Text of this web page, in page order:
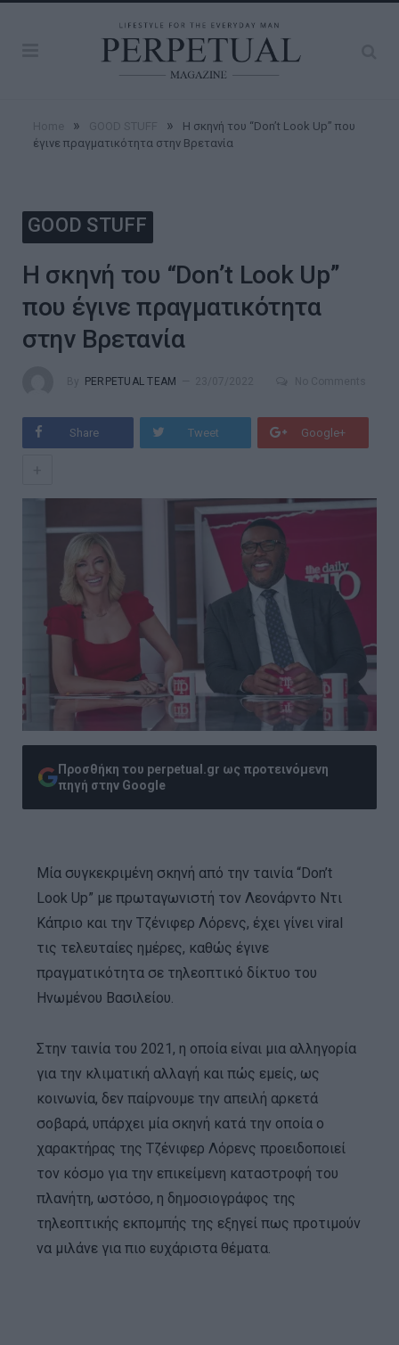
» »
Η σκηνή του “Don’t Look Up” που
έγινε πραγματικότητα στην Βρετανία
GOOD STUFF
Η σκηνή του “Don’t Look Up”
που έγινε πραγματικότητα
στην Βρετανία
PERPETUAL TEAM
Share Tweet Google+
Προσθήκη του perpetual.gr ως προτεινόμενη
πηγή στην Google
Μία συγκεκριμένη σκηνή από την ταινία “Don’t
Look Up” με πρωταγωνιστή τον Λεονάρντο Ντι
Κάπριο και την Τζένιφερ Λόρενς, έχει γίνει viral
τις τελευταίες ημέρες, καθώς έγινε
πραγματικότητα σε τηλεοπτικό δίκτυο του
Ηνωμένου Βασιλείου.
Στην ταινία του 2021, η οποία είναι μια αλληγορία
για την κλιματική αλλαγή και πώς εμείς, ως
κοινωνία, δεν παίρνουμε την απειλή αρκετά
σοβαρά, υπάρχει μία σκηνή κατά την οποία ο
χαρακτήρας της Τζένιφερ Λόρενς προειδοποιεί
τον κόσμο για την επικείμενη καταστροφή του
πλανήτη, ωστόσο, η δημοσιογράφος της
τηλεοπτικής εκπομπής της εξηγεί πως προτιμούν
να μιλάνε για πιο ευχάριστα θέματα.